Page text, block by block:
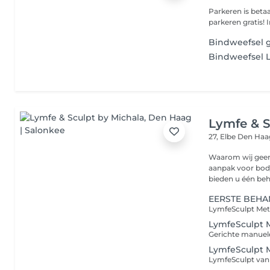
Parkeren is betaald
Bindweefsel
Bindweefsel
Lymfe &
27, Elbe Den
Waarom wij
aanpak voor body
bieden u één
EERSTE
LymfeSculpt
LymfeSculpt